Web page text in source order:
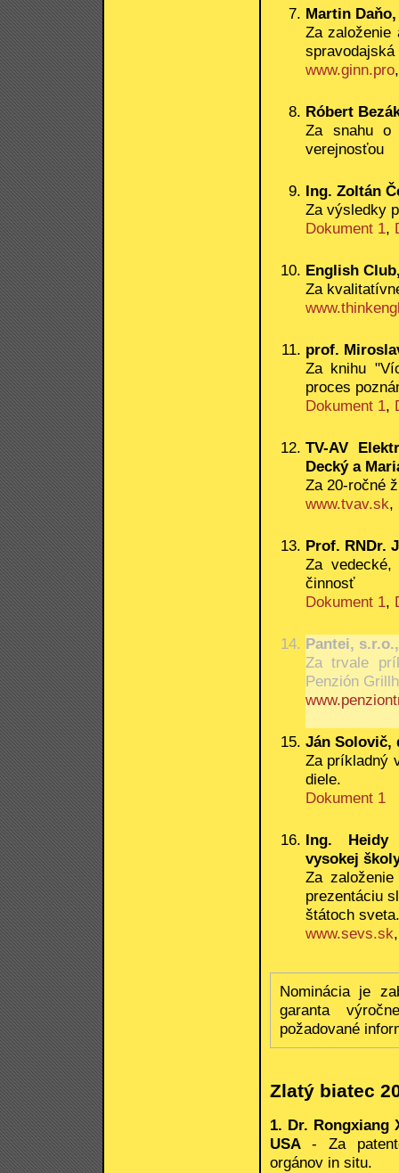
Martin
Za založenie
www.ginn.pro
Róbert
Za snahu o
verejnosťou
Ing. Zoltán
Za výsledky
Dokument 1,
English
Za
prof.
Za knihu
proces
Dokument 1,
TV-AV
Decký a
Za 20-ročné
www.tvav.sk,
Prof. RNDr.
Za
činnosť
Dokument 1,
Pantei,
Za trvale
Penzión
Ján Solovič,
Za príkladný
diele.
Dokument 1
Ing. Heidy
vysokej
Za
prezentáciu
štátoch sveta.
www.sevs.sk
Nominácia je
garanta
požadované
Zlatý biatec
1. Dr. Rongxiang
USA - Za
orgánov in situ.